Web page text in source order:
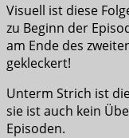
Visuell ist diese
zu Beginn der
am Ende des
gekleckert!
Unterm Strich ist
sie ist auch kein
Episoden.